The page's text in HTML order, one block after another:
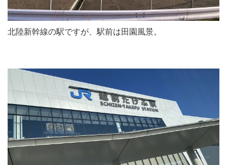
北陸新幹線の駅ですが、駅前は田園風景。